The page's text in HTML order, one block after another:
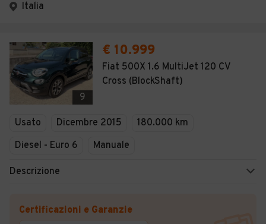
Italia
9
€ 10.999
Fiat 500X 1.6 MultiJet 120 CV
Cross (BlockShaft)
Usato Dicembre 2015
180.000 km
Diesel - Euro 6
Manuale
Descrizione
Certificazioni e Garanzie